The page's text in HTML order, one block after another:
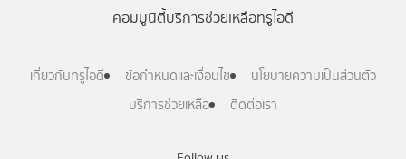
คอมมูนิตี้บริการช่วยเหลือทรูไอดี
เกี่ยวกับทรูไอดี ข้อกำหนดและเงื่อนไข
นโยบายความเป็นส่วนตัว
บริการช่วยเหลือ
ติดต่อเรา